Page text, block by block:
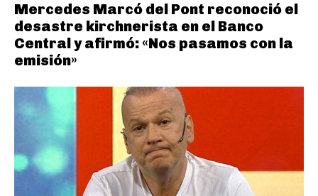
Mercedes Marcó del Pont reconoció el
desastre kirchnerista en el Banco
Central y afirmó: «Nos pasamos con la
emisión»